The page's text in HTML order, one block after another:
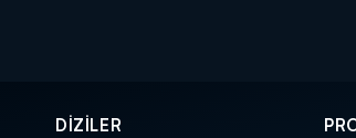
DİZİLER